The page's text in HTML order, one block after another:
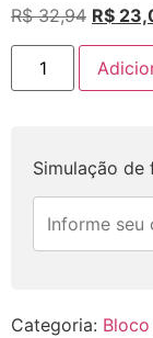
R$32,94 R$
Simulação de
Categoria: